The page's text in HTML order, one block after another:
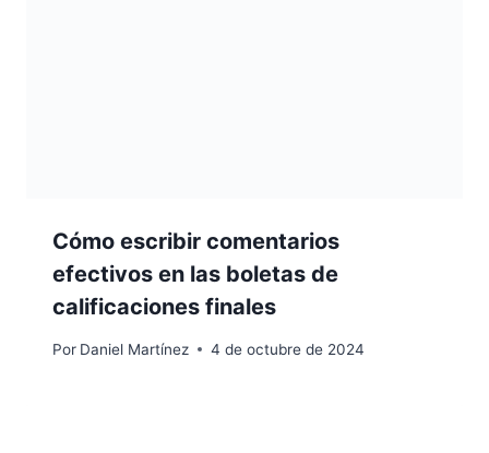
Cómo escribir comentarios
efectivos en las boletas de
calificaciones finales
Por Daniel Martínez 4 de octubre de 2024